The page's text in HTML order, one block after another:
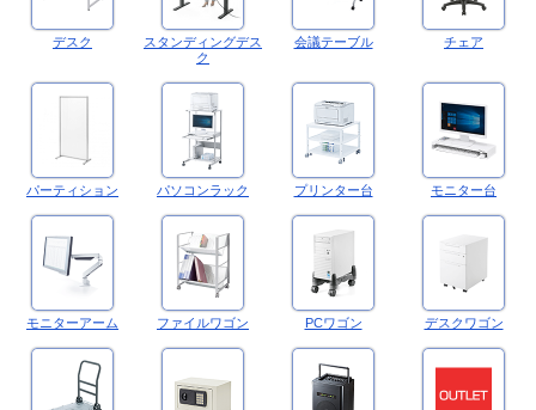
デスク
スタンディングデス
ク
会議テーブル チェア
パーティション パソコンラック プリンター台 モニター台
モニターアーム ファイルワゴン PCワゴン デスクワゴン